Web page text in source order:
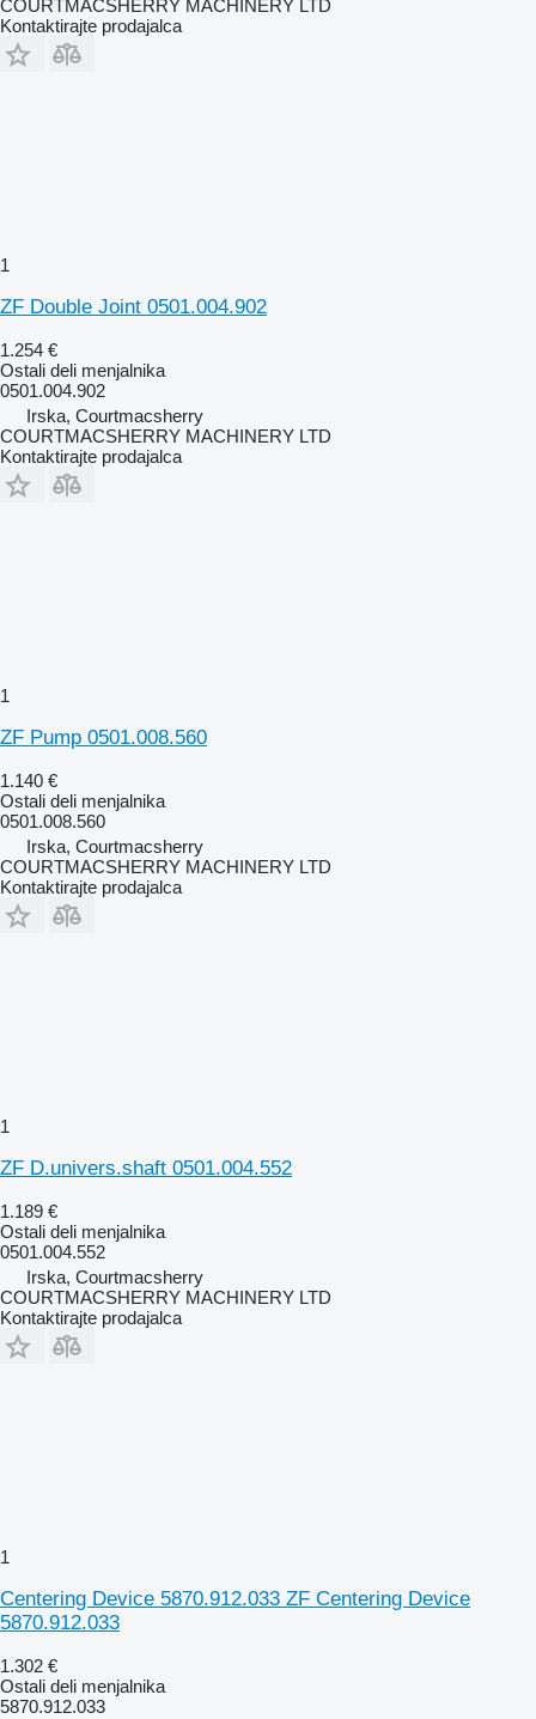
COURTMACSHERRY MACHINERY LTD
Kontaktirajte prodajalca
1
ZF Double Joint 0501.004.902
1.254 €
Ostali deli menjalnika
0501.004.902
Irska, Courtmacsherry
COURTMACSHERRY MACHINERY LTD
Kontaktirajte prodajalca
1
ZF Pump 0501.008.560
1.140 €
Ostali deli menjalnika
0501.008.560
Irska, Courtmacsherry
COURTMACSHERRY MACHINERY LTD
Kontaktirajte prodajalca
1
ZF D.univers.shaft 0501.004.552
1.189 €
Ostali deli menjalnika
0501.004.552
Irska, Courtmacsherry
COURTMACSHERRY MACHINERY LTD
Kontaktirajte prodajalca
1
Centering Device 5870.912.033 ZF Centering Device
5870.912.033
1.302 €
Ostali deli menjalnika
5870.912.033